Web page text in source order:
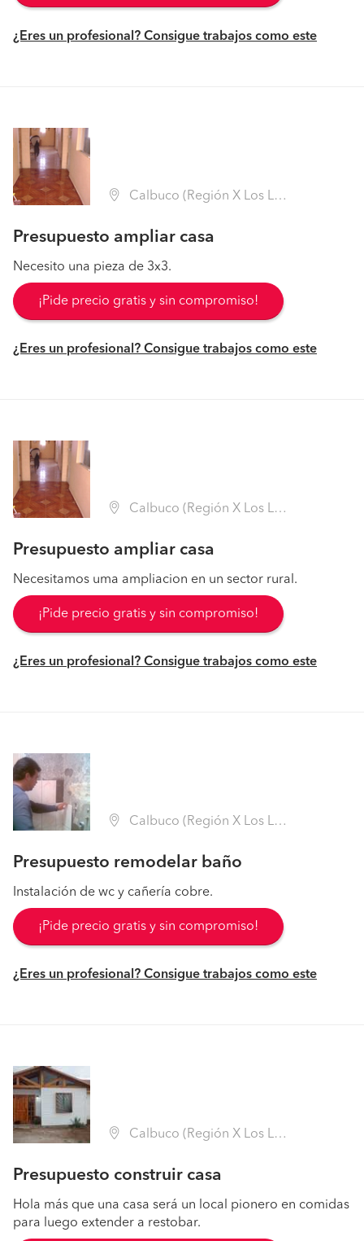
¿Eres un profesional? Consigue trabajos como este
Calbuco (Región X Los Lagos - Llanquihue)
Presupuesto ampliar casa
Necesito una pieza de 3x3.
¡Pide precio gratis y sin compromiso!
¿Eres un profesional? Consigue trabajos como este
Calbuco (Región X Los Lagos - Llanquihue)
Presupuesto ampliar casa
Necesitamos uma ampliacion en un sector rural.
¡Pide precio gratis y sin compromiso!
¿Eres un profesional? Consigue trabajos como este
Calbuco (Región X Los Lagos - Llanquihue)
Presupuesto remodelar baño
Instalación de wc y cañería cobre.
¡Pide precio gratis y sin compromiso!
¿Eres un profesional? Consigue trabajos como este
Calbuco (Región X Los Lagos - Llanquihue)
Presupuesto construir casa
Hola más que una casa será un local pionero en comidas
para luego extender a restobar.